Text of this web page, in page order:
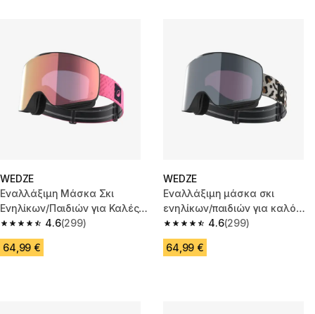
WEDZE
Εναλλάξιμη Μάσκα Σκι
Ενηλίκων/Παιδιών για Καλές
Καιρικ Συνθήκ - G 900 C HD
-Ροζ
4.6
4.6 out of 5 stars from 299 reviews
(299)
64,99 €
WEDZE
Εναλλάξιμη μάσκα σκι
ενηλίκων/παιδιών για καλό
καιρό - G 900 C HD - Panther
4.6
4.6 out of 5 stars from 299
(299)
64,99 €